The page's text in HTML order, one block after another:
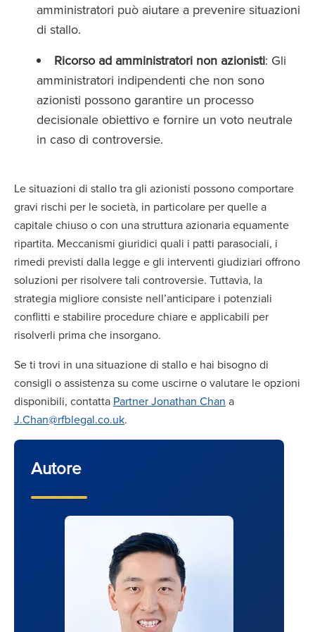
amministratori può aiutare a prevenire situazioni
di stallo.
Ricorso ad amministratori non azionisti: Gli
amministratori indipendenti che non sono
azionisti possono garantire un processo
decisionale obiettivo e fornire un voto neutrale
in caso di controversie.
Le situazioni di stallo tra gli azionisti possono comportare
gravi rischi per le società, in particolare per quelle a
capitale chiuso o con una struttura azionaria equamente
ripartita. Meccanismi giuridici quali i patti parasociali, i
rimedi previsti dalla legge e gli interventi giudiziari offrono
soluzioni per risolvere tali controversie. Tuttavia, la
strategia migliore consiste nell’anticipare i potenziali
conflitti e stabilire procedure chiare e applicabili per
risolverli prima che insorgano.
Se ti trovi in una situazione di stallo e hai bisogno di
consigli o assistenza su come uscirne o valutare le opzioni
disponibili, contatta Partner Jonathan Chan a
J.Chan@rfblegal.co.uk.
Autore